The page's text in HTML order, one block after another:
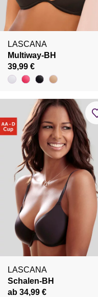
LASCANA
Multiway-BH
39,99 €
LASCANA
Schalen-BH
ab 34,99 €